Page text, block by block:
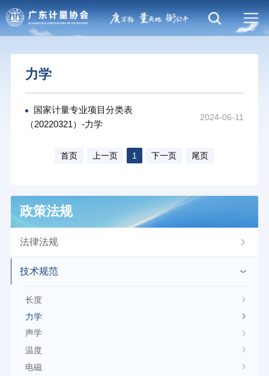
政策法规
法律法规
技术规范
长度
力学
声学
温度
电磁
力学
国家计量专业项目分类表
（20220321）-力学
2024-06-11
首页 上一页 1 下一页 尾页